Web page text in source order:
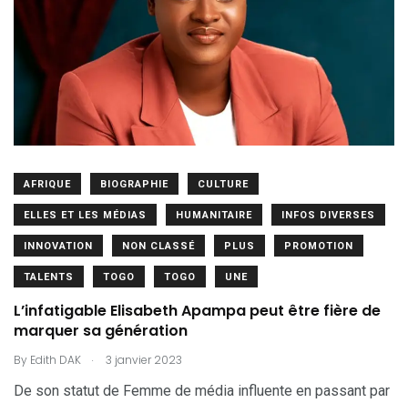
AFRIQUE BIOGRAPHIE CULTURE
ELLES ET LES MÉDIAS HUMANITAIRE INFOS DIVERSES
INNOVATION NON CLASSÉ PLUS PROMOTION
TALENTS TOGO TOGO UNE
L’infatigable Elisabeth Apampa peut être fière de
marquer sa génération
By Edith DAK . 3 janvier 2023
De son statut de Femme de média influente en passant par